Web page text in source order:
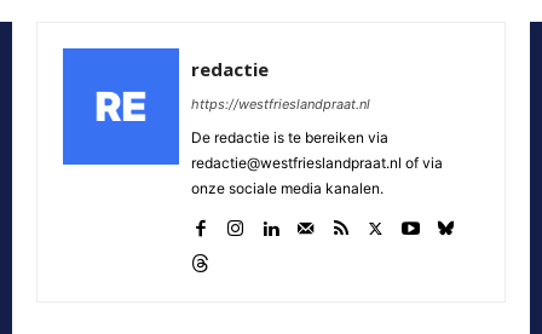
redactie
https://westfrieslandpraat.nl
De redactie is te bereiken via
redactie@westfrieslandpraat.nl of via
onze sociale media kanalen.